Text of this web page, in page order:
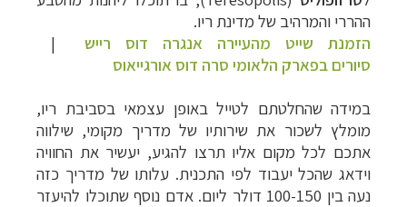
ההררי והמרהיב של מדינת ריו.
הזמנת שייט מהעיירה אנגרה דוס רייש |
סיורים בפארק הלאומי סרה דוס אורגייאוס
במידה שהחלטתם לטייל באופן עצמאי בסביבת ריו,
מומלץ לשכור את שירותיו של מדריך מקומי, שילווה
אתכם לכל מקום אליו תרצו להגיע, יעשיר את החוויה
וידאג שהכל יעבוד לפי התכנית. עלותו של מדריך כזה
נעה בין 100-150 דולר ליום. אדם נוסף שתוכלו להיעזר